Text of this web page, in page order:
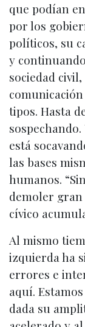
que podían
por los
políticos, su
y
sociedad
tipos. Hasta
está
las bases
humanos.
demoler
cívico
Al mismo
izquierda ha
errores e
aquí.
dada su